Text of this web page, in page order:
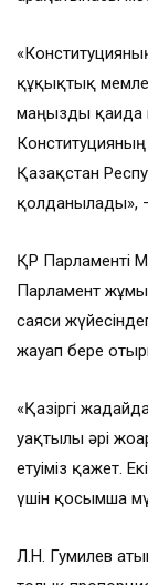
құқықтық
маңызды қағида
Қазақстан
қолданылады»,
ҚР Парламенті
Парламент
саяси
жауап бере
«Қазіргі
уақтылы әрі
етуіміз қажет.
үшін қосымша
Л.Н. Гумилев